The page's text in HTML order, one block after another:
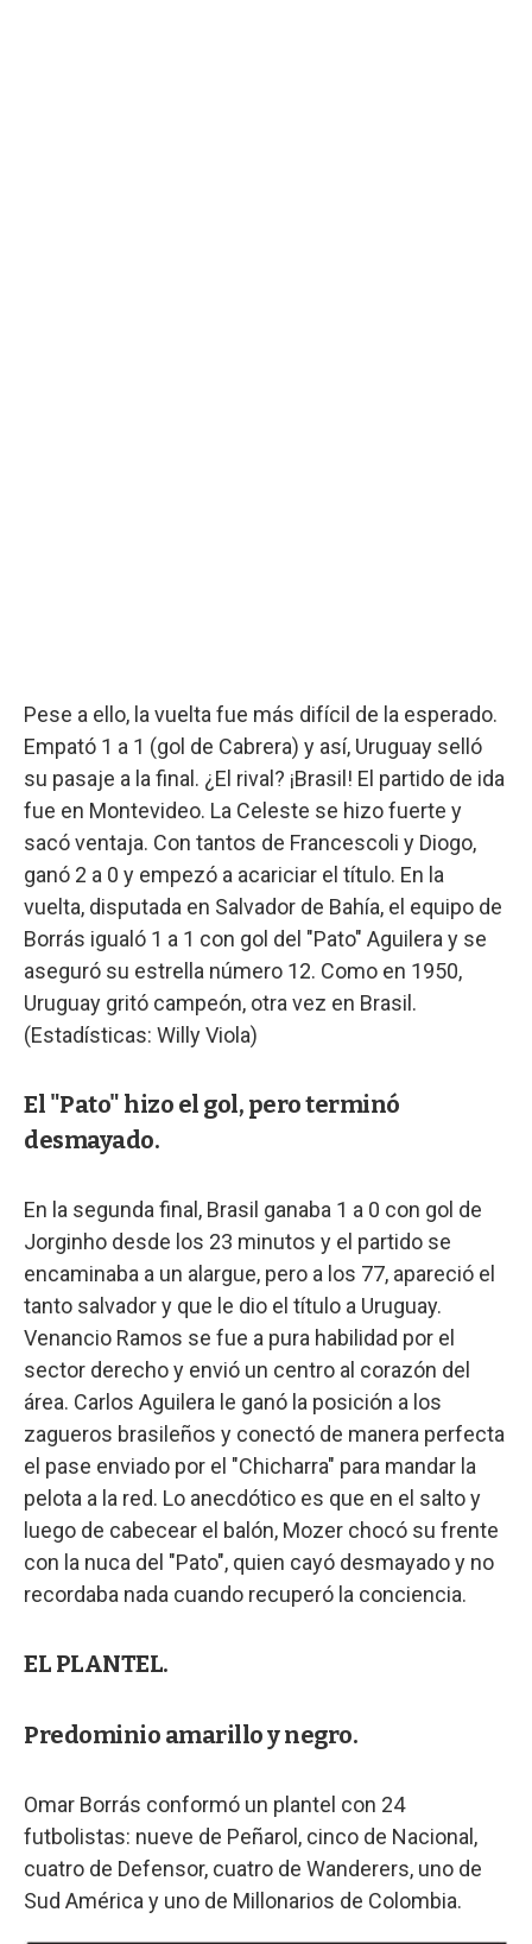
Pese a ello, la vuelta fue más difícil de la esperado.
Empató 1 a 1 (gol de Cabrera) y así, Uruguay selló
su pasaje a la final. ¿El rival? ¡Brasil! El partido de ida
fue en Montevideo. La Celeste se hizo fuerte y
sacó ventaja. Con tantos de Francescoli y Diogo,
ganó 2 a 0 y empezó a acariciar el título. En la
vuelta, disputada en Salvador de Bahía, el equipo de
Borrás igualó 1 a 1 con gol del "Pato" Aguilera y se
aseguró su estrella número 12. Como en 1950,
Uruguay gritó campeón, otra vez en Brasil.
(Estadísticas: Willy Viola)
El "Pato" hizo el gol, pero terminó
desmayado.
En la segunda final, Brasil ganaba 1 a 0 con gol de
Jorginho desde los 23 minutos y el partido se
encaminaba a un alargue, pero a los 77, apareció el
tanto salvador y que le dio el título a Uruguay.
Venancio Ramos se fue a pura habilidad por el
sector derecho y envió un centro al corazón del
área. Carlos Aguilera le ganó la posición a los
zagueros brasileños y conectó de manera perfecta
el pase enviado por el "Chicharra" para mandar la
pelota a la red. Lo anecdótico es que en el salto y
luego de cabecear el balón, Mozer chocó su frente
con la nuca del "Pato", quien cayó desmayado y no
recordaba nada cuando recuperó la conciencia.
EL PLANTEL.
Predominio amarillo y negro.
Omar Borrás conformó un plantel con 24
futbolistas: nueve de Peñarol, cinco de Nacional,
cuatro de Defensor, cuatro de Wanderers, uno de
Sud América y uno de Millonarios de Colombia.